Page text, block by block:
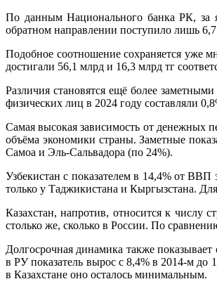
По данным Национального банка РК, за
обратном направлении поступило лишь
Подобное соотношение сохраняется уже
достигали 56,1 млрд и 16,3 млрд тг
Различия становятся ещё более
физических лиц в 2024 году составляли
Самая высокая зависимость от денежных
объёма экономики страны. Заметные
Самоа и Эль-Сальвадора (по 24%).
Узбекистан с показателем в 14,4% от ВВП
только у Таджикистана и Кыргызстана.
Казахстан, напротив, относится к
столько же, сколько в России. По
Долгосрочная динамика также
в РУ показатель вырос с 8,4% в 2014-м до
в Казахстане оно осталось минимальным.